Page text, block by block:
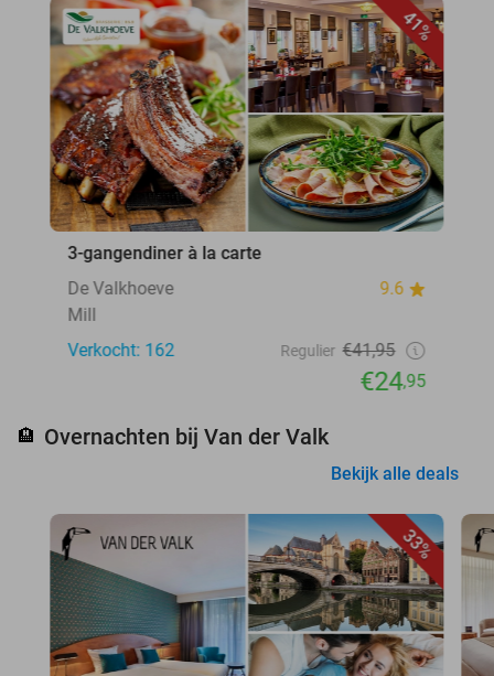
41%
3-gangendiner à la carte
De Valkhoeve
9.6
Mill
Verkocht: 162
Regulier €41,95
€24,95
🏨 Overnachten bij Van der Valk
Bekijk alle deals
33%